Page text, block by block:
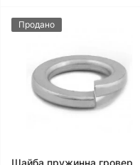
Продано
Шайба пружинна гровер